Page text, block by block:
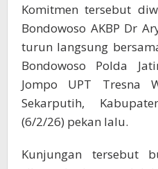
Komitmen tersebut
Bondowoso AKBP Dr
turun langsung
Bondowoso Polda
Jompo UPT Tresna
Sekarputih,
(6/2/26) pekan lalu.
Kunjungan tersebut